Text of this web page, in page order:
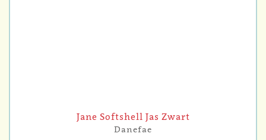
Jane Softshell Jas Zwart
Danefae